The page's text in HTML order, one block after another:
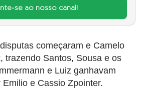
se ao nosso canal!
começaram e Camelo
trazendo Santos, Sousa e os
e Luiz ganhavam
e Cassio Zpointer.